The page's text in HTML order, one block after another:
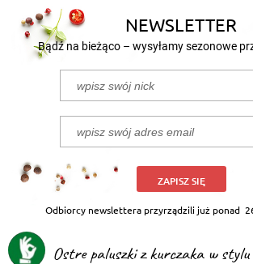
NEWSLETTER
Bądź na bieżąco – wysyłamy sezonowe
ZAPISZ SIĘ
Odbiorcy newslettera przyrządzili już ponad
Ostre paluszki z kurczaka w